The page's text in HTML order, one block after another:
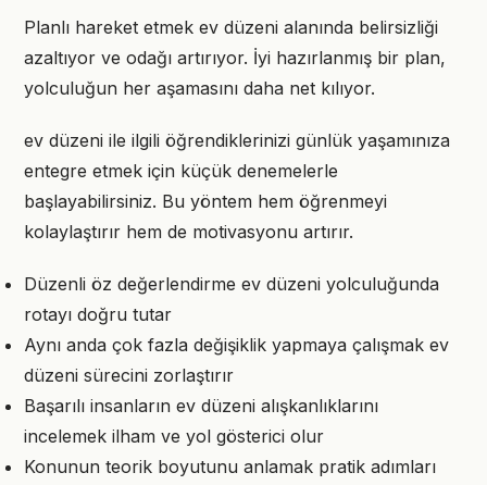
Planlı hareket etmek ev düzeni alanında belirsizliği
azaltıyor ve odağı artırıyor. İyi hazırlanmış bir plan,
yolculuğun her aşamasını daha net kılıyor.
ev düzeni ile ilgili öğrendiklerinizi günlük yaşamınıza
entegre etmek için küçük denemelerle
başlayabilirsiniz. Bu yöntem hem öğrenmeyi
kolaylaştırır hem de motivasyonu artırır.
Düzenli öz değerlendirme ev düzeni yolculuğunda
rotayı doğru tutar
Aynı anda çok fazla değişiklik yapmaya çalışmak ev
düzeni sürecini zorlaştırır
Başarılı insanların ev düzeni alışkanlıklarını
incelemek ilham ve yol gösterici olur
Konunun teorik boyutunu anlamak pratik adımları